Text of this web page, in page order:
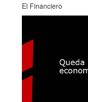
El Financiero